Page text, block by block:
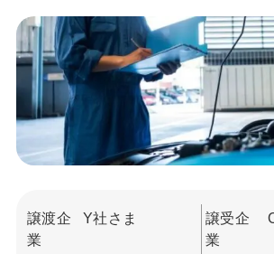
譲渡企
業
Y社さま
譲受企
業